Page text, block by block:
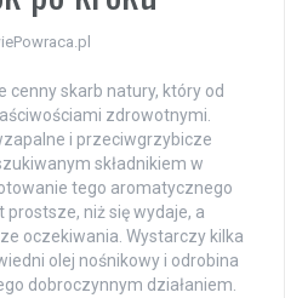
cenny skarb natury, który od
zdrowotnymi.
i przeciwgrzybicze
składnikiem w
tego aromatycznego
prostsze, niż się wydaje, a
oczekiwania. Wystarczy kilka
olej nośnikowy i odrobina
dobroczynnym działaniem.